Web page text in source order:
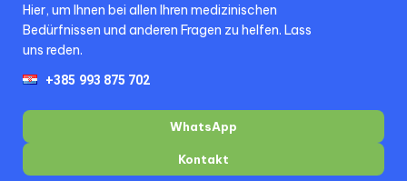
Hier, um Ihnen bei allen Ihren medizinischen
Bedürfnissen und anderen Fragen zu helfen. Lass
uns reden.
Kontakt
WhatsApp